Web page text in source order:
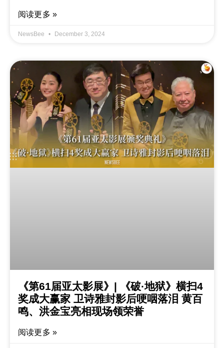
阅读更多 »
NewsBee December 3, 2024
《第61届亚太影展》| 《破·地狱》横扫4
奖成大赢家 卫诗雅封影后哽咽落泪 黄百
鸣、洪金宝亮相现场领荣誉
阅读更多 »